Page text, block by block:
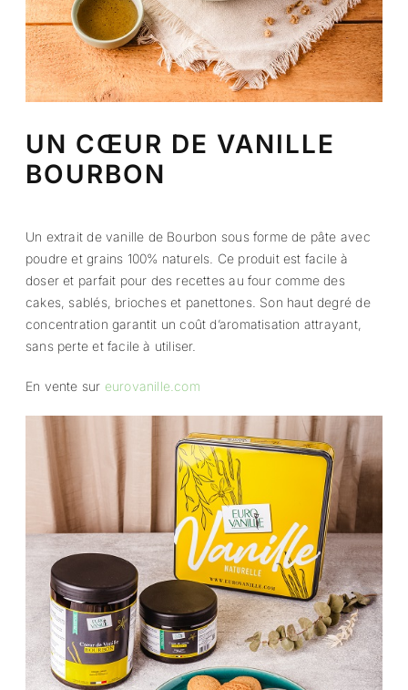
UN CŒUR DE VANILLE
BOURBON
Un extrait de vanille de Bourbon sous forme de pâte avec
poudre et grains 100% naturels. Ce produit est facile à
doser et parfait pour des recettes au four comme des
cakes, sablés, brioches et panettones. Son haut degré de
concentration garantit un coût d’aromatisation attrayant,
sans perte et facile à utiliser.
En vente sur eurovanille.com